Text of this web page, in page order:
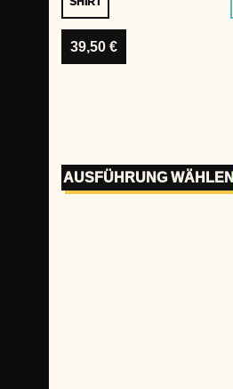
39,50 €
AUSFÜHRUNG WÄHLEN